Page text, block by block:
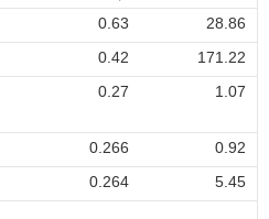
0.63
28.86
0.42
171.22
0.27 1.07
0.266
0.92
0.264 5.45